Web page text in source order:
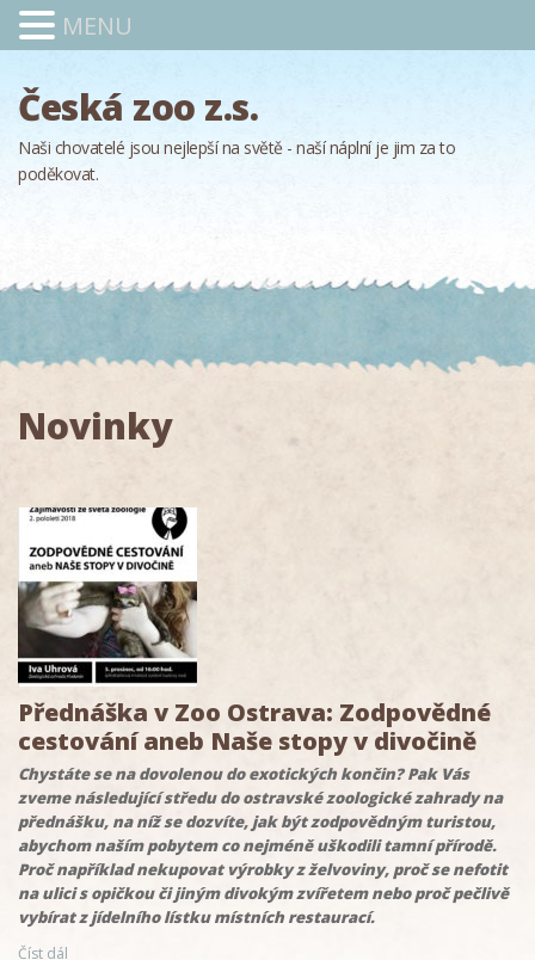
Česká zoo z.s.
Naši chovatelé jsou nejlepší na světě - naší náplní je jim za to
poděkovat.
Novinky
Přednáška v Zoo Ostrava: Zodpovědné
cestování aneb Naše stopy v divočině
Chystáte se na dovolenou do exotických končin? Pak Vás
zveme následující středu do ostravské zoologické zahrady na
přednášku, na níž se dozvíte, jak být zodpovědným turistou,
abychom naším pobytem co nejméně uškodili tamní přírodě.
Proč například nekupovat výrobky z želvoviny, proč se nefotit
na ulici s opičkou či jiným divokým zvířetem nebo proč pečlivě
vybírat z jídelního lístku místních restaurací.
Číst dál
MENU